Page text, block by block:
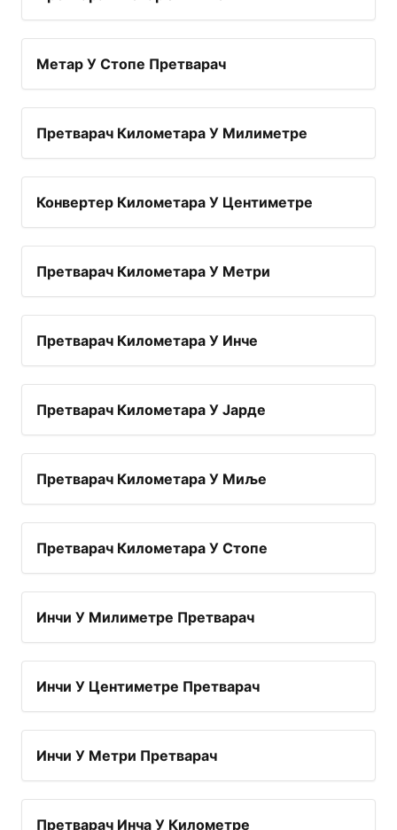
Метар У Стопе Претварач
Претварач Километара У Милиметре
Конвертер Километара У Центиметре
Претварач Километара У Метри
Претварач Километара У Инче
Претварач Километара У Јарде
Претварач Километара У Миље
Претварач Километара У Стопе
Инчи У Милиметре Претварач
Инчи У Центиметре Претварач
Инчи У Метри Претварач
Претварач Инча У Километре